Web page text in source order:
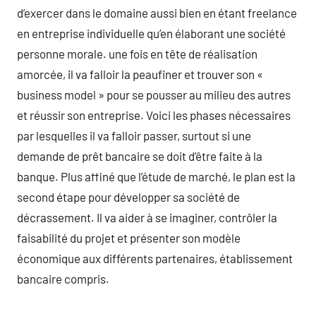
d’exercer dans le domaine aussi bien en étant freelance
en entreprise individuelle qu’en élaborant une société
personne morale. une fois en tête de réalisation
amorcée, il va falloir la peaufiner et trouver son «
business model » pour se pousser au milieu des autres
et réussir son entreprise. Voici les phases nécessaires
par lesquelles il va falloir passer, surtout si une
demande de prêt bancaire se doit d’être faite à la
banque. Plus affiné que l’étude de marché, le plan est la
second étape pour développer sa société de
décrassement. Il va aider à se imaginer, contrôler la
faisabilité du projet et présenter son modèle
économique aux différents partenaires, établissement
bancaire compris.